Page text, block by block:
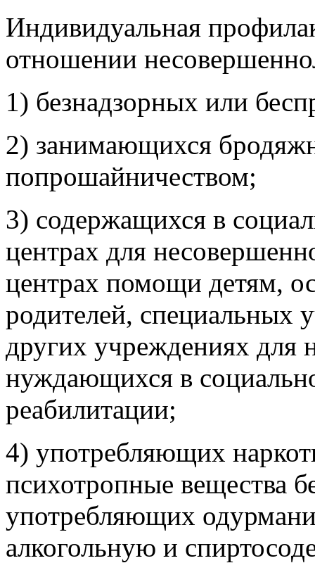
Индивидуальная
отношении
1) безнадзорных или
2) занимающихся
попрошайничеством;
3) содержащихся в
центрах для
центрах помощи детям,
родителей, специальных
других учреждениях для
нуждающихся в
реабилитации;
4) употребляющих
психотропные вещества
употребляющих
алкогольную и